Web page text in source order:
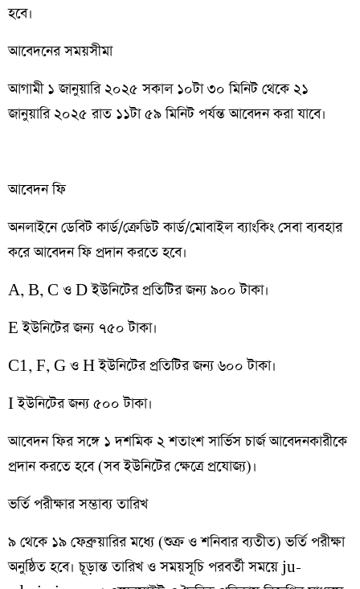
হবে।
আবেদনের সময়সীমা
আগামী ১ জানুয়ারি ২০২৫ সকাল ১০টা ৩০ মিনিট থেকে ২১
জানুয়ারি ২০২৫ রাত ১১টা ৫৯ মিনিট পর্যন্ত আবেদন করা যাবে।
আবেদন ফি
অনলাইনে ডেবিট কার্ড/ক্রেডিট কার্ড/মোবাইল ব্যাংকিং সেবা ব্যবহার
করে আবেদন ফি প্রদান করতে হবে।
A, B, C ও D ইউনিটের প্রতিটির জন্য ৯০০ টাকা।
E ইউনিটের জন্য ৭৫০ টাকা।
C1, F, G ও H ইউনিটের প্রতিটির জন্য ৬০০ টাকা।
I ইউনিটের জন্য ৫০০ টাকা।
আবেদন ফির সঙ্গে ১ দশমিক ২ শতাংশ সার্ভিস চার্জ আবেদনকারীকে
প্রদান করতে হবে (সব ইউনিটের ক্ষেত্রে প্রযোজ্য)।
ভর্তি পরীক্ষার সম্ভাব্য তারিখ
৯ থেকে ১৯ ফেব্রুয়ারির মধ্যে (শুক্র ও শনিবার ব্যতীত) ভর্তি পরীক্ষা
অনুষ্ঠিত হবে। চূড়ান্ত তারিখ ও সময়সূচি পরবর্তী সময়ে ju-